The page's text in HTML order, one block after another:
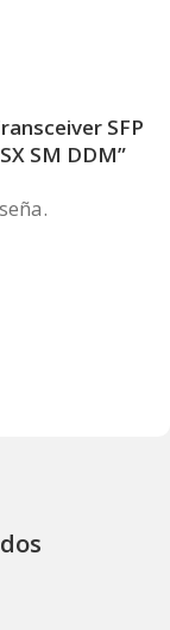
SFP
SM DDM”